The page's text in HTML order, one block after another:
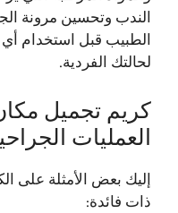
الندب وتحسين مرونة
الطبيب قبل استخدام أي
لحالتك الفردية.
كريم تجميل
العمليات
إليك بعض الأمثلة على
ذات فائدة: